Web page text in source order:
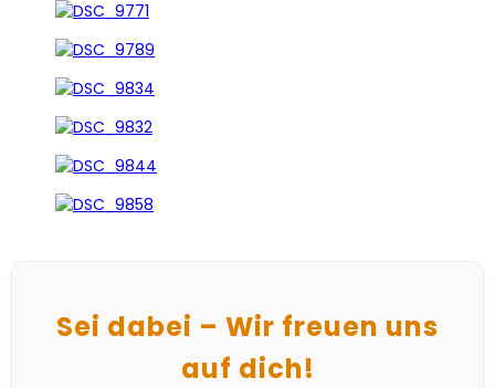
Sei dabei – Wir freuen uns
auf dich!